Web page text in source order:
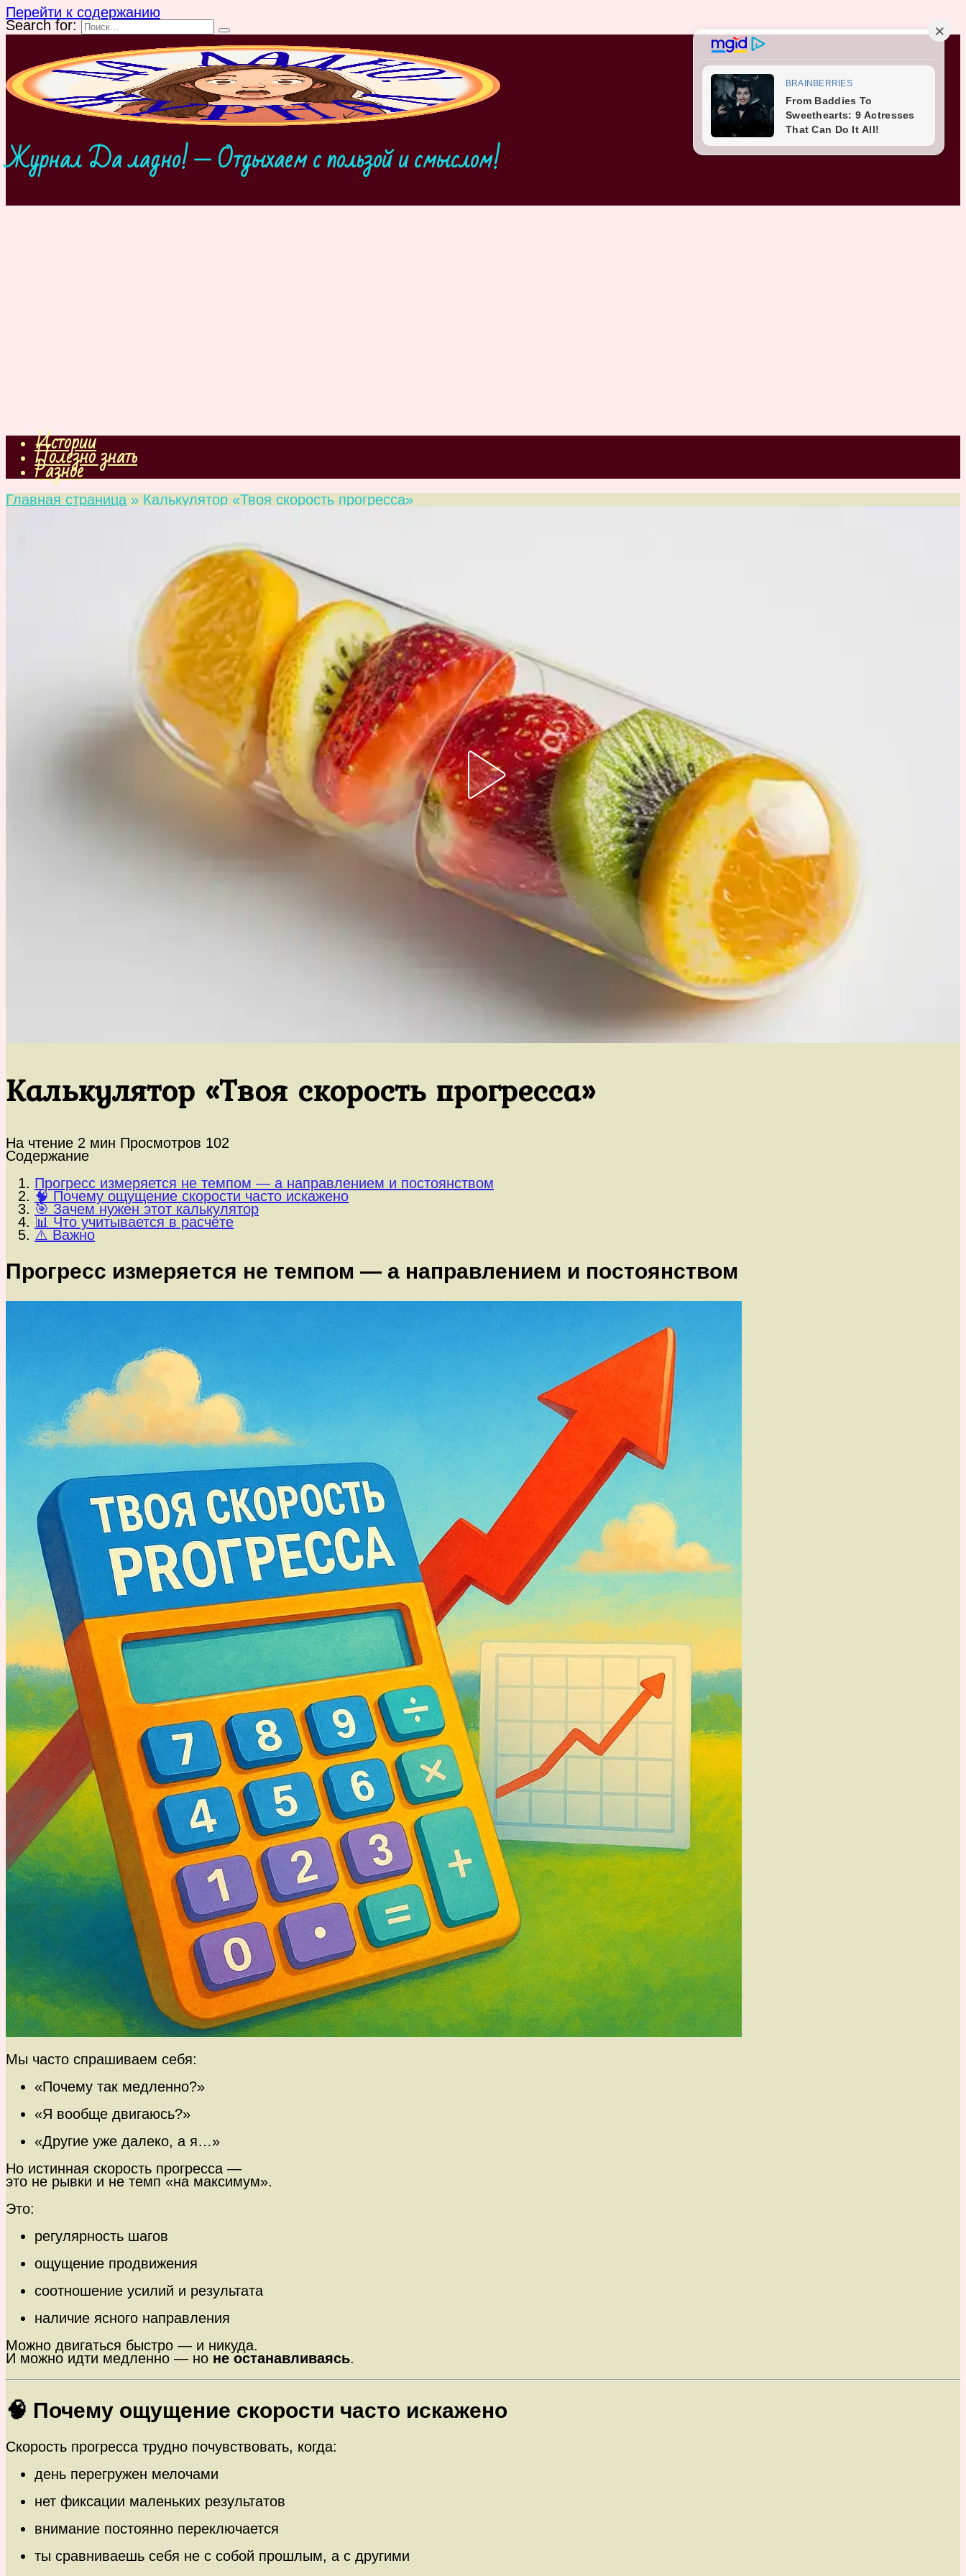
Перейти к содержанию
Search for:
Журнал Да ладно! — Отдыхаем с пользой и смыслом!
Истории
Полезно знать
Разное
Главная страница » Калькулятор «Твоя скорость прогресса»
Калькулятор «Твоя скорость прогресса»
На чтение 2 мин Просмотров 102
Содержание
Прогресс измеряется не темпом — а направлением и постоянством
🧠 Почему ощущение скорости часто искажено
🎯 Зачем нужен этот калькулятор
📊 Что учитывается в расчёте
⚠️ Важно
Прогресс измеряется не темпом — а направлением и постоянством
Мы часто спрашиваем себя:
«Почему так медленно?»
«Я вообще двигаюсь?»
«Другие уже далеко, а я…»
Но истинная скорость прогресса —
это не рывки и не темп «на максимум».
Это:
регулярность шагов
ощущение продвижения
соотношение усилий и результата
наличие ясного направления
Можно двигаться быстро — и никуда.
И можно идти медленно — но не останавливаясь.
🧠 Почему ощущение скорости часто искажено
Скорость прогресса трудно почувствовать, когда:
день перегружен мелочами
нет фиксации маленьких результатов
внимание постоянно переключается
ты сравниваешь себя не с собой прошлым, а с другими